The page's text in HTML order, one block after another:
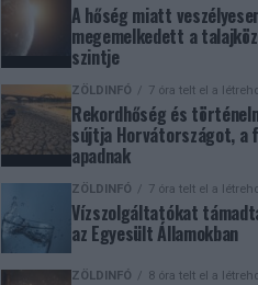
A hőség miatt
megemelkedett a
szintje
ZÖLDINFÓ 7 óra telt el a
Rekordhőség és
sújtja Horvátországot, a
apadnak
ZÖLDINFÓ 7 óra telt el a
Vízszolgáltatókat
az Egyesült Államokban
ZÖLDINFÓ 8 óra telt el a